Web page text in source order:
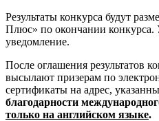
Результаты конкурса будут
Плюс» по окончании конкурса.
уведомление.
После оглашения результатов
высылают призерам по
сертификаты на адрес,
благодарности
только на английском языке.